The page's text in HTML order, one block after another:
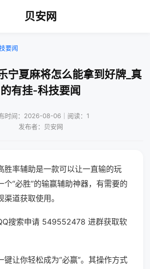
贝安网
要闻
宁夏麻将怎么能拿到好牌_真
的有挂-科技要闻
时间：2026-08-06｜阅读：1
发布者：贝安网
胜率辅助是一款可以让一直输的玩
个“必胜”的输赢辅助神器，有需要的
道获取使用。
搜索申请 549552478 进群获取软
键让你轻松成为“必赢”。其操作方式